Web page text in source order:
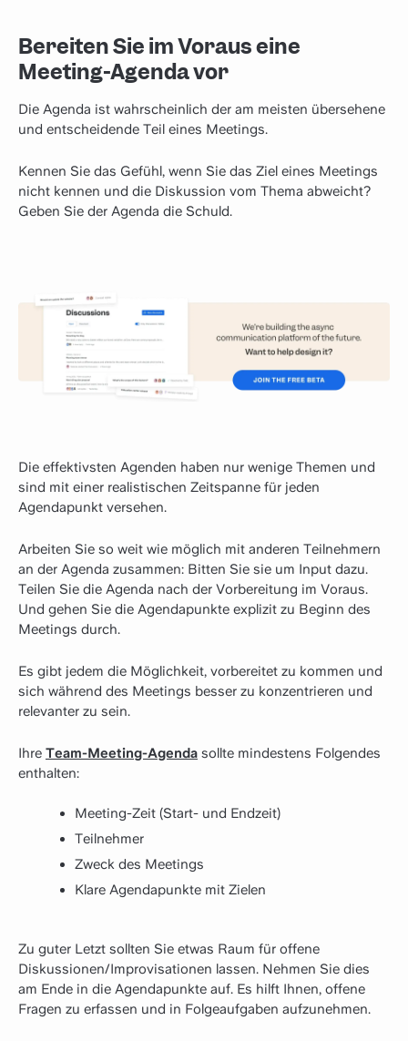
Bereiten Sie im Voraus eine
Meeting-Agenda vor
Die Agenda ist wahrscheinlich der am meisten übersehene
und entscheidende Teil eines Meetings.
Kennen Sie das Gefühl, wenn Sie das Ziel eines Meetings
nicht kennen und die Diskussion vom Thema abweicht?
Geben Sie der Agenda die Schuld.
Die effektivsten Agenden haben nur wenige Themen und
sind mit einer realistischen Zeitspanne für jeden
Agendapunkt versehen.
Arbeiten Sie so weit wie möglich mit anderen Teilnehmern
an der Agenda zusammen: Bitten Sie sie um Input dazu.
Teilen Sie die Agenda nach der Vorbereitung im Voraus.
Und gehen Sie die Agendapunkte explizit zu Beginn des
Meetings durch.
Es gibt jedem die Möglichkeit, vorbereitet zu kommen und
sich während des Meetings besser zu konzentrieren und
relevanter zu sein.
Ihre Team-Meeting-Agenda sollte mindestens Folgendes
enthalten:
Meeting-Zeit (Start- und Endzeit)
Teilnehmer
Zweck des Meetings
Klare Agendapunkte mit Zielen
Zu guter Letzt sollten Sie etwas Raum für offene
Diskussionen/Improvisationen lassen. Nehmen Sie dies
am Ende in die Agendapunkte auf. Es hilft Ihnen, offene
Fragen zu erfassen und in Folgeaufgaben aufzunehmen.